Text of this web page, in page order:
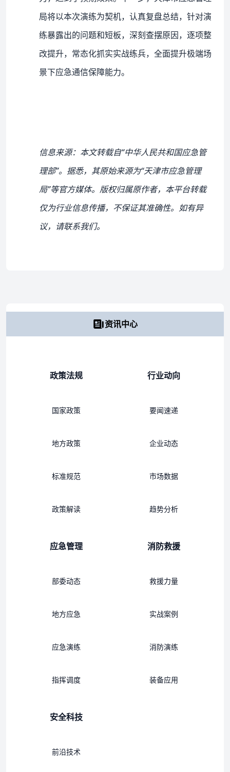
资讯中心
政策法规
国家政策
地方政策
标准规范
政策解读
行业动向
要闻速递
企业动态
市场数据
趋势分析
应急管理
部委动态
地方应急
应急演练
指挥调度
消防救援
救援力量
实战案例
消防演练
装备应用
安全科技
前沿技术
局将以本次演练为契机，认真复盘总结，针对演
练暴露出的问题和短板，深刻查摆原因，逐项整
改提升，常态化抓实实战练兵，全面提升极端场
景下应急通信保障能力。
信息来源：本文转载自“中华人民共和国应急管
理部”。据悉，其原始来源为“天津市应急管理
局”等官方媒体。版权归属原作者，本平台转载
仅为行业信息传播，不保证其准确性。如有异
议，请联系我们。